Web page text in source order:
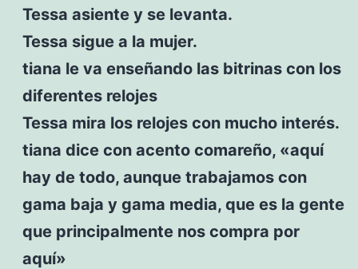
Tessa asiente y se levanta.
Tessa sigue a la mujer.
tiana le va enseñando las bitrinas con los
diferentes relojes
Tessa mira los relojes con mucho interés.
tiana dice con acento comareño, «aquí
hay de todo, aunque trabajamos con
gama baja y gama media, que es la gente
que principalmente nos compra por
aquí»